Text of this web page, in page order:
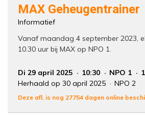
MAX Geheugentrainer
Informatief
Vanaf maandag 4 september 2023,
10.30 uur bij MAX op NPO 1.
Di 29 april 2025 10:30 NPO 1
Herhaald op 30 april 2025
NPO 2
Deze afl. is nog 27754 dagen online